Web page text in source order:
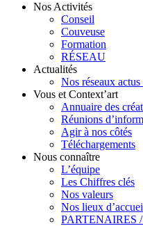
Nos Activités
Conseil
Couveuse
Formation
RÉSEAU
Actualités
Nos réseaux actus
Vous et Context’art
Annuaire des
Réunions
Agir à nos côtés
Téléchargements
Nous connaître
L’équipe
Les Chiffres clés
Nos valeurs
Nos lieux
PARTENAIRES